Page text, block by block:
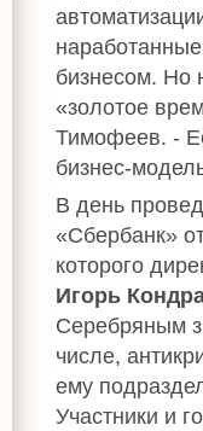
бизнесом. Но
«золотое
Тимофеев. -
бизнес-
В день
«Сбербанк»
которого
Игорь
Серебряным
числе,
ему
Участники и